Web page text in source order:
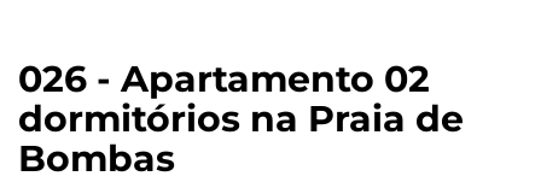
026 - Apartamento 02
dormitórios na Praia de
Bombas